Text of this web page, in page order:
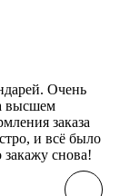
Очень
высшем
заказа
и всё было
закажу снова!